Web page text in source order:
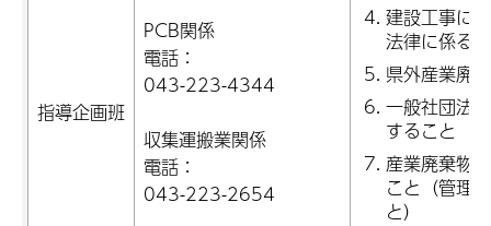
指導企画班
PCB関係
電話：
043-223-4344
収集運搬業関係
電話：
043-223-2654
建設工事に
法律に係る
県外産業廃
一般社団法
すること
産業廃棄物
こと（管理
と）